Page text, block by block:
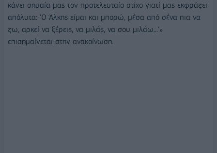
κάνει σημαία μας τον προτελευταίο στίχο γιατί μας εκφράζει
απόλυτα: 'Ο Άλκης είμαι και μπορώ, μέσα από σένα πια να
ζω, αρκεί να ξέρεις, να μιλάς, να σου μιλάω...'»
επισημαίνεται στην ανακοίνωση.